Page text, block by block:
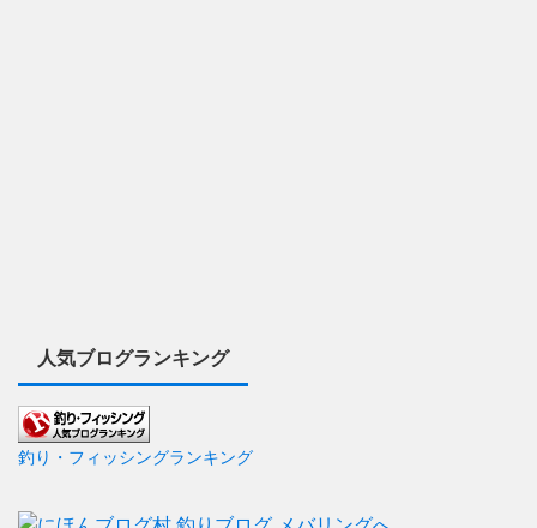
人気ブログランキング
釣り・フィッシングランキング